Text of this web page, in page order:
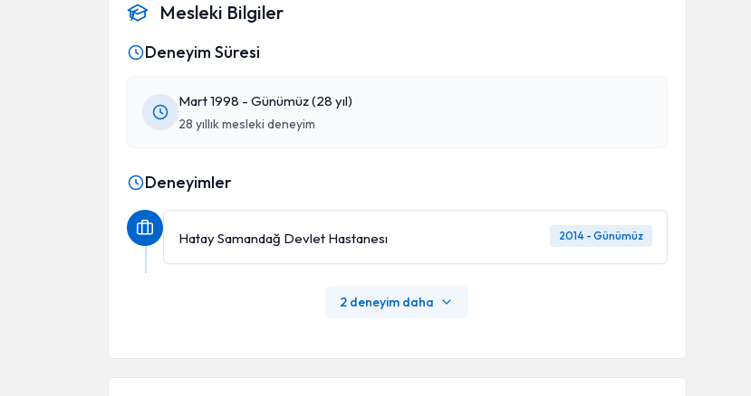
Mesleki Bilgiler
Deneyim Süresi
Mart 1998 - Günümüz (28 yıl)
28 yıllık mesleki deneyim
Deneyimler
Hatay Samandağ Devlet Hastanesı 2014 - Günümüz
2 deneyim daha